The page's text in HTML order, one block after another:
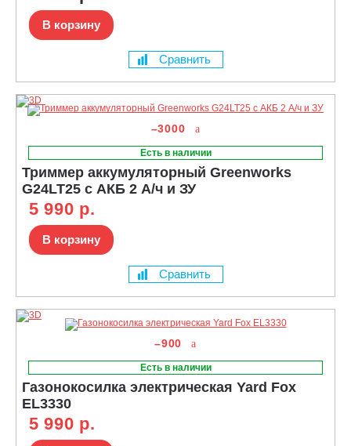
В корзину
Сравнить
–3000
Есть в наличии
Триммер аккумуляторный Greenworks
G24LT25 с АКБ 2 А/ч и ЗУ
5 990 р.
В корзину
Сравнить
–900
Есть в наличии
Газонокосилка электрическая Yard Fox
EL3330
5 990 р.